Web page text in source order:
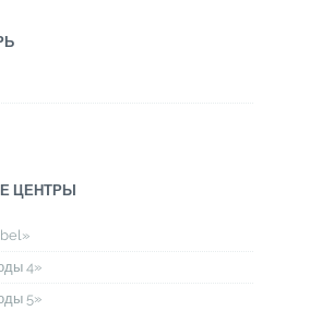
ЦЕНТРЫ
4»
5»